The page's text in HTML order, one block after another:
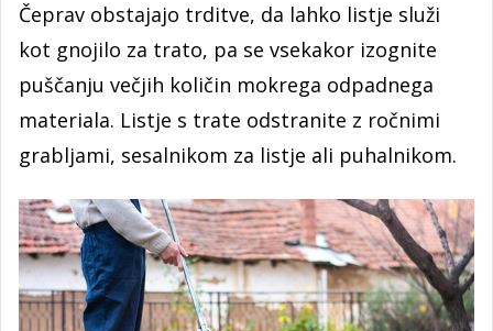
Čeprav obstajajo trditve, da lahko listje služi
kot gnojilo za trato, pa se vsekakor izognite
puščanju večjih količin mokrega odpadnega
materiala. Listje s trate odstranite z ročnimi
grabljami, sesalnikom za listje ali puhalnikom.